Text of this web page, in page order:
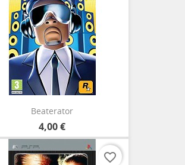
Beaterator
4,00 €
favorite_border